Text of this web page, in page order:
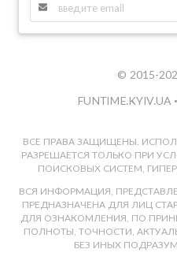
© 2015-
FUNTIME.KYIV.UA •
ВСЕ ПРАВА ЗАЩИЩЕНЫ.
РАЗРЕШАЕТСЯ ТОЛЬКО ПРИ
ПОИСКОВЫХ СИСТЕМ,
ВСЯ ИНФОРМАЦИЯ,
ПРЕДНАЗНАЧЕНА ДЛЯ ЛИЦ
ДЛЯ ОЗНАКОМЛЕНИЯ, ПО
ПОЛНОТЫ, ТОЧНОСТИ,
БЕЗ ИНЫХ